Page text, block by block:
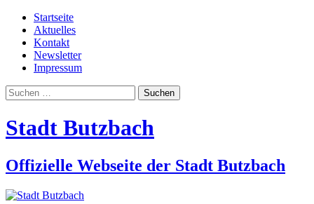
Startseite
Aktuelles
Kontakt
Newsletter
Impressum
Suchen
nach:
Stadt Butzbach
Offizielle Webseite der Stadt Butzbach